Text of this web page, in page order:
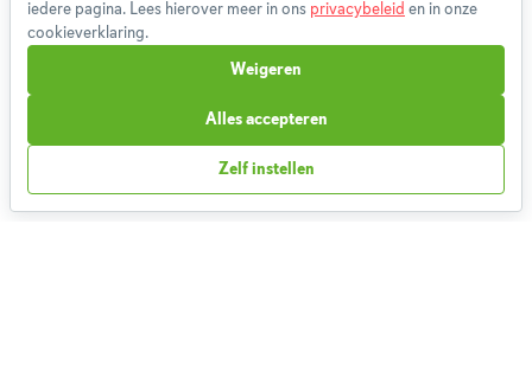
Privacybeleid
Cookieverklaring
Betaalmethoden
Klachtenprocedure
Partnerprogramma
iedere pagina. Lees hierover meer in ons privacybeleid en in onze
cookieverklaring.
Zelf instellen
Weigeren
Alles accepteren